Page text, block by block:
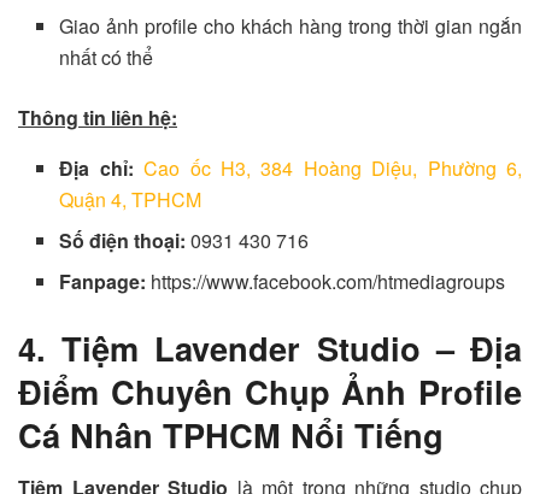
Giao ảnh profile cho khách hàng trong thời gian ngắn
nhất có thể
Thông tin liên hệ:
Địa chỉ: Cao ốc H3, 384 Hoàng Diệu, Phường 6,
Quận 4, TPHCM
Số điện thoại: 0931 430 716
Fanpage: https://www.facebook.com/htmediagroups
4. Tiệm Lavender Studio – Địa
Điểm Chuyên Chụp Ảnh Profile
Cá Nhân TPHCM Nổi Tiếng
Tiệm Lavender Studio là một trong những studio chụp